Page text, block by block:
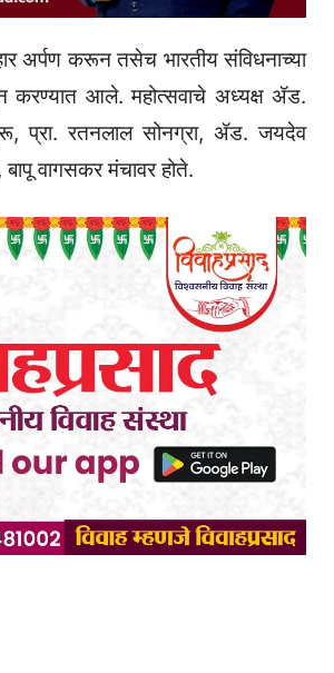
अर्पण करून तसेच भारतीय संविधनाच्या
करण्यात आले. महोत्सवाचे अध्यक्ष ॲड.
प्रा. रतनलाल सोनग्रा, ॲड. जयदेव
वागसकर मंचावर होते.